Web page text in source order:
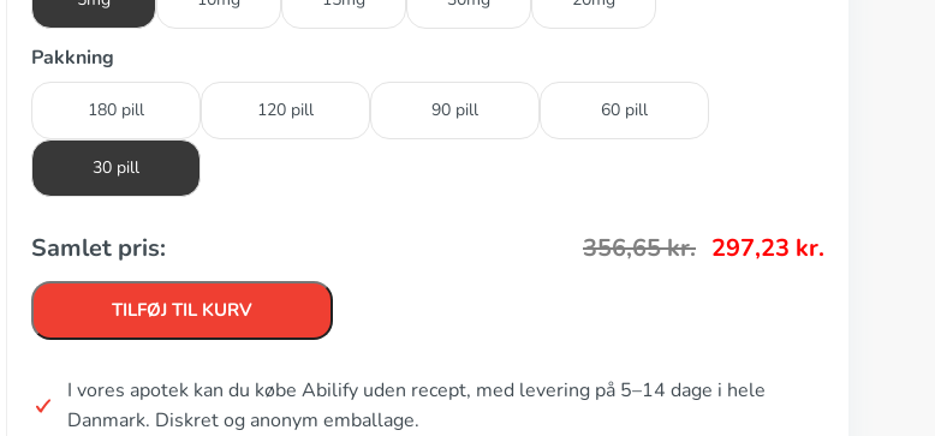
Pakkning
180 pill 120 pill 90 pill 60 pill
30 pill
Samlet pris: 356,65kr. 297,23 kr.
TILFØJ TIL KURV
I vores apotek kan du købe Abilify uden recept, med levering på 5–14 dage i hele
Danmark. Diskret og anonym emballage.